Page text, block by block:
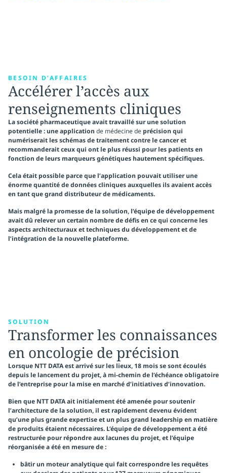
BESOIN D’AFFAIRES
Accélérer l’accès aux
renseignements cliniques
La société pharmaceutique avait travaillé sur une solution
potentielle : une application de médecine deprécision qui
numériserait les schémas de traitement contre le cancer et
recommanderait ceux qui ont le plus réussi pour les patients en
fonction de leurs marqueurs génétiques hautement spécifiques.
Cela était possible parce que l’application pouvait utiliser une
énorme quantité de donnéescliniques auxquelles ils avaient accès
en tant que grand distributeur de médicaments.
Mais malgré la promesse de la solution, l’équipe de développement
avait dû relever un certain nombre de défisen ce qui concerne les
aspects architecturaux et techniques du développement et de
l’intégration de la nouvelle plateforme.
SOLUTION
Transformer les connaissances
en oncologie de précision
Lorsque NTT DATA est arrivé sur les lieux, 18 mois se sont écoulés
depuis le lancement du projet, à mi-chemin de l’échéance obligatoire
de l’entreprise pour la mise en marché d’initiatives d’innovation.
Bien que NTT DATA ait initialement été amenée pour soutenir
l’architecture de la solution, il est rapidement devenu évident
qu’une plus grande expertise et un plus grand leadership en matière
de produits étaient nécessaires. L’équipe de développement a été
restructurée pour répondre aux lacunes du projet, et l’équipe
réorganisée a été en mesure de :
bâtir un moteur analytique qui fait correspondre les requêtes